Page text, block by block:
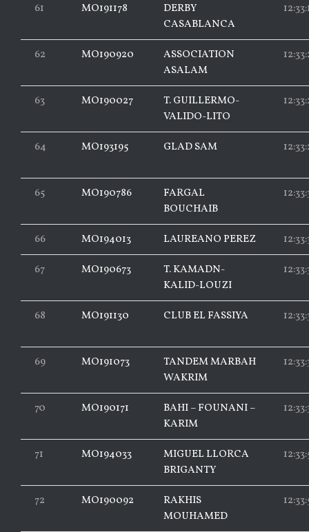
61 MO191178
DERBY
CASABLANCA
62 MO190920
ASSOCIATION
ASALAM
63 MO190027
T. GUILLERMO-
VALIDO-LITO
64 MO193195 GLAD SAM
65 MO190786
FARGAL
BOUCHAIB
66 MO194013 LAUREANO PEREZ
67 MO190673
T. KAMADN-
KALID-LOUZI
68 MO191130 CLUB EL FASSIYA
69 MO191073
TANDEM MARBAH
WAKRIM
70 MO190171
BAHI – FOUNANI –
KARIM
71 MO194033
MIGUEL LLORCA
BRIGANTY
72 MO190092
RAKHIS
MOUHAMED